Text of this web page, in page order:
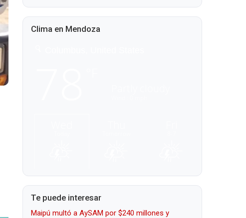
Clima en Mendoza
Te puede interesar
Maipú multó a AySAM por $240 millones y